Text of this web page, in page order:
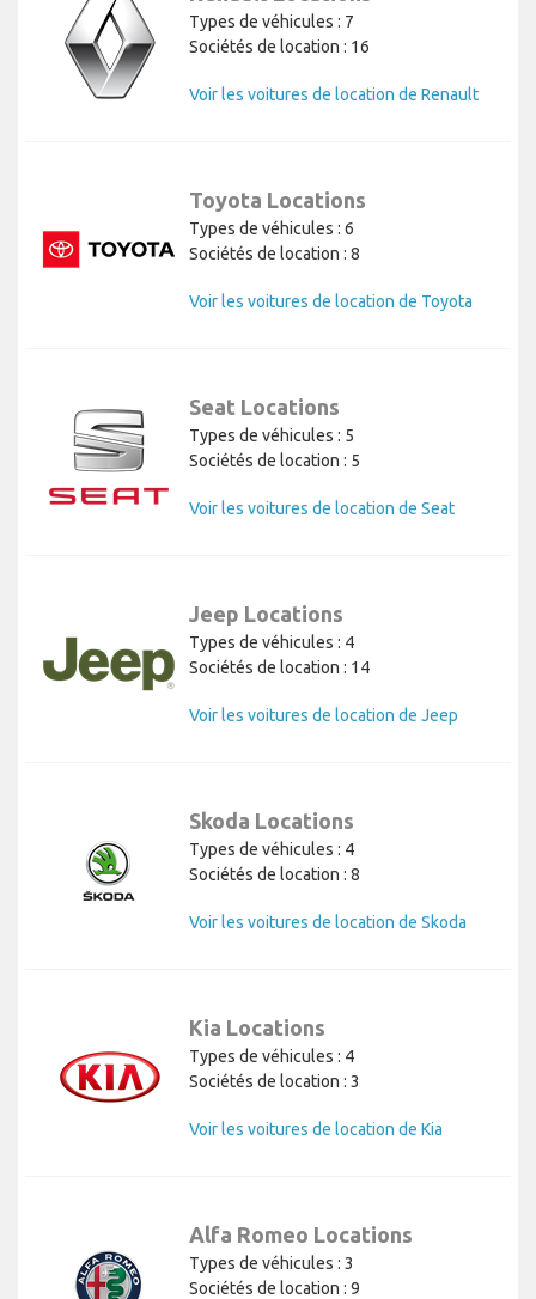
Types de véhicules : 7
Sociétés de location : 16
Voir les voitures de location de Renault
Toyota Locations
Types de véhicules : 6
Sociétés de location : 8
Voir les voitures de location de Toyota
Seat Locations
Types de véhicules : 5
Sociétés de location : 5
Voir les voitures de location de Seat
Jeep Locations
Types de véhicules : 4
Sociétés de location : 14
Voir les voitures de location de Jeep
Skoda Locations
Types de véhicules : 4
Sociétés de location : 8
Voir les voitures de location de Skoda
Kia Locations
Types de véhicules : 4
Sociétés de location : 3
Voir les voitures de location de Kia
Alfa Romeo Locations
Types de véhicules : 3
Sociétés de location : 9